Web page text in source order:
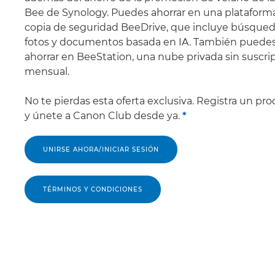
Bee de Synology. Puedes ahorrar en una
copia de seguridad BeeDrive, que incluye
fotos y documentos basada en IA. También
ahorrar en BeeStation, una nube privada sin
mensual.
No te pierdas esta oferta exclusiva. Registra un
y únete a Canon Club desde ya. *
UNIRSE AHORA/INICIAR SESIÓN
TÉRMINOS Y CONDICIONES